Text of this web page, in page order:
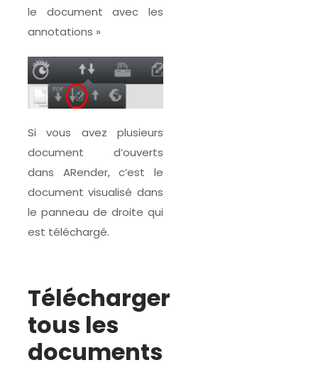
le document avec les
annotations »
Si vous avez plusieurs
document d’ouverts
dans ARender, c’est le
document visualisé dans
le panneau de droite qui
est téléchargé.
Télécharger
tous les
documents